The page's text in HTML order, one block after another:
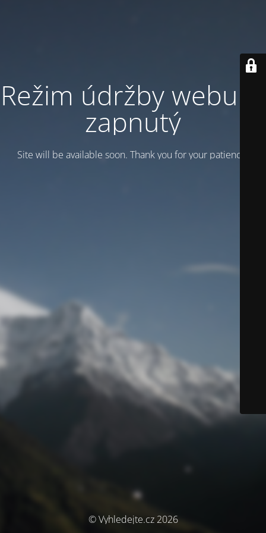
Režim údržby webu je
zapnutý
Site will be available soon. Thank you for your patience!
© Vyhledejte.cz 2026